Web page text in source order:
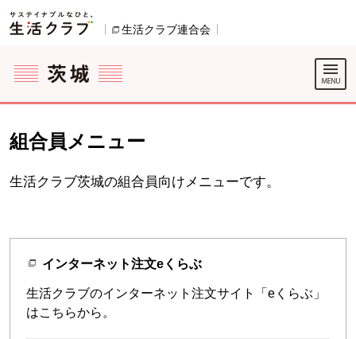
ページの先頭です。
生活クラブ連合会
ここからサイト内共通メニューです。
サイト内共通メニューをスキップする
サイト内共通メニューここまで。
組合員メニュー
生活クラブ茨城の組合員向けメニューです。
インターネット注文eくらぶ
生活クラブのインターネット注文サイト「eくらぶ」
はこちらから。